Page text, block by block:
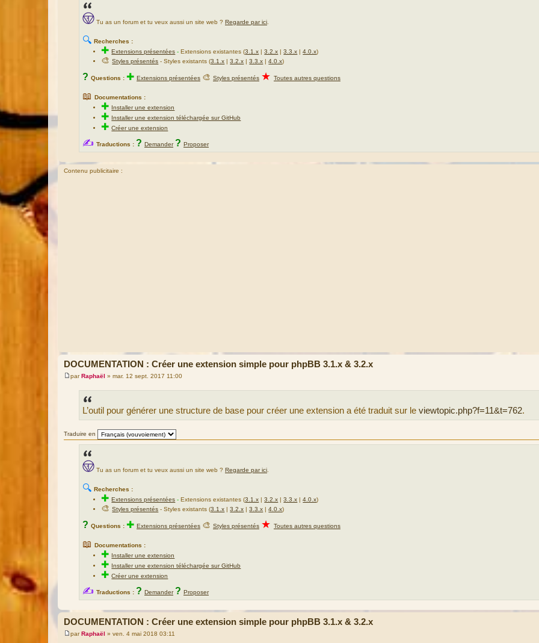
Tu as un forum et tu veux aussi un site web ? Regarde par ici.
🔍 Recherches :
✚Extensions présentées - Extensions existantes (3.1.x |3.2.x |3.3.x |4.0.x)
🎨Styles présentés - Styles existants (3.1.x |3.2.x |3.3.x |4.0.x)
? Questions : ✚ Extensions présentées 🎨 Styles présentés ★ Toutes autres questions
📖 Documentations :
✚ Installer une extension
✚ Installer une extension téléchargée sur GitHub
✚Créer une extension
✍ Traductions : ? Demander ? Proposer
Contenu publicitaire :
DOCUMENTATION : Créer une extension simple pour phpBB 3.1.x & 3.2.x
M
parRaphaël » mar. 12 sept. 2017 11:00
L’outil pour générer une structure de base pour créer une extension a été traduit sur le viewtopic.php?f=11&t=762.
Traduire en
Tu as un forum et tu veux aussi un site web ? Regarde par ici.
🔍 Recherches :
✚Extensions présentées - Extensions existantes (3.1.x |3.2.x |3.3.x |4.0.x)
🎨Styles présentés - Styles existants (3.1.x |3.2.x |3.3.x |4.0.x)
? Questions : ✚ Extensions présentées 🎨 Styles présentés ★ Toutes autres questions
📖 Documentations :
✚ Installer une extension
✚ Installer une extension téléchargée sur GitHub
✚Créer une extension
✍ Traductions : ? Demander ? Proposer
DOCUMENTATION : Créer une extension simple pour phpBB 3.1.x & 3.2.x
M
parRaphaël » ven. 4 mai 2018 03:11